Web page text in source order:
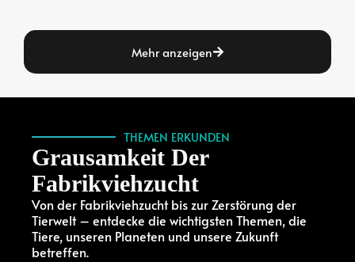
Mehr anzeigen
THEMEN ERKUNDEN
Grausamkeit Der
Fabrikviehzucht
Von der Fabrikviehzucht bis zur Zerstörung der
Tierwelt – entdecke die wichtigsten Themen, die
Tiere, unseren Planeten und unsere Zukunft
betreffen.